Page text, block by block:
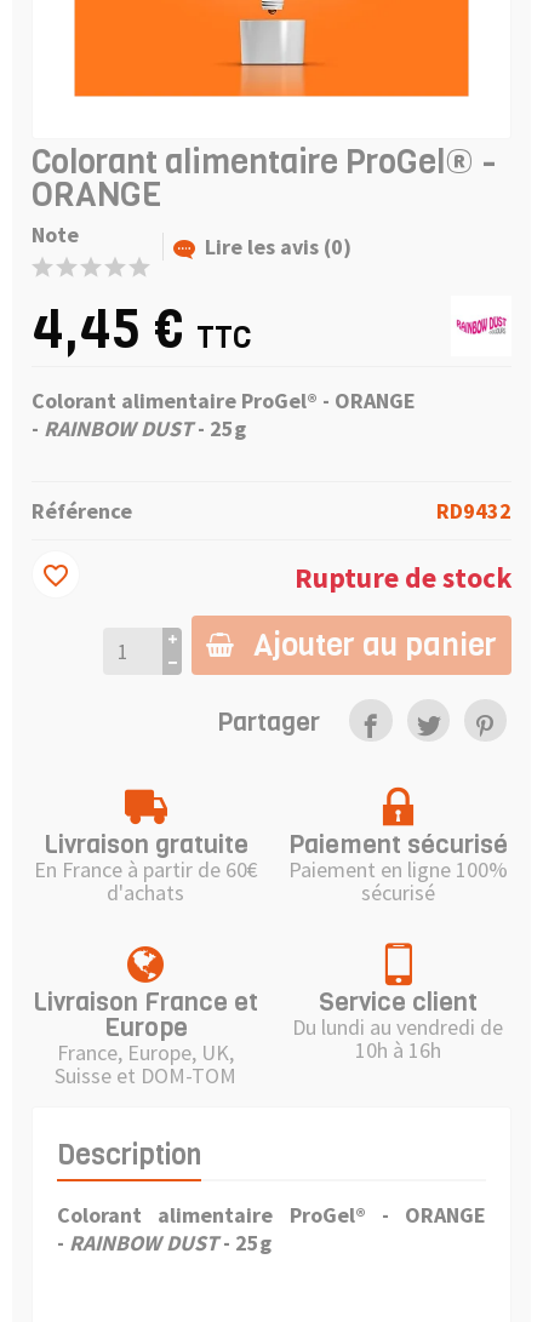
Colorant alimentaire ProGel® -
ORANGE
Note Lire les avis (0)
4,45 € TTC
Colorant alimentaire ProGel® - ORANGE
- RAINBOW DUST- 25g
Référence RD9432
Rupture de stock
Ajouter au panier
favorite_border
Partager
Livraison gratuite
En France à partir de 60€
d'achats
Paiement sécurisé
Paiement en ligne 100%
sécurisé
Livraison France et
Europe
France, Europe, UK,
Suisse et DOM-TOM
Service client
Du lundi au vendredi de
10h à 16h
Description
Colorant alimentaire ProGel® - ORANGE
- RAINBOW DUST- 25g